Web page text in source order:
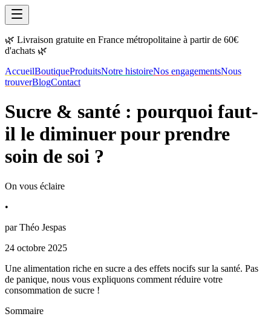
🌿 Livraison gratuite en France métropolitaine à partir de 60€
d'achats 🌿
AccueilBoutiqueProduitsNotre histoireNos engagementsNous
trouverBlogContact
Sucre & santé : pourquoi faut-
il le diminuer pour prendre
soin de soi ?
On vous éclaire
•
parThéo Jespas
24 octobre 2025
Une alimentation riche en sucre a des effets nocifs sur la santé. Pas
de panique, nous vous expliquons comment réduire votre
consommation de sucre !
Sommaire